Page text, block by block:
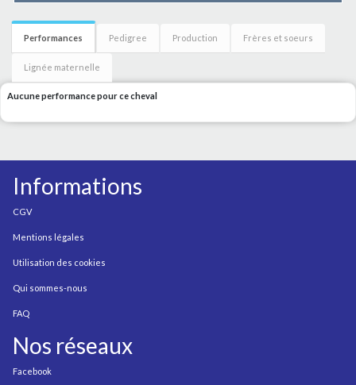
Performances Pedigree Production Frères et soeurs
Lignée maternelle
Aucune performance pour ce cheval
Informations
CGV
Mentions légales
Utilisation des cookies
Qui sommes-nous
FAQ
Nos réseaux
Facebook